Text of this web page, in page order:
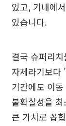
있고, 기내에
있습니다.
결국 슈퍼리
자체라기보다
기간에도 이
불확실성을
큰 가치로 꼽